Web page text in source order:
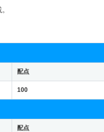
配点
100
配点